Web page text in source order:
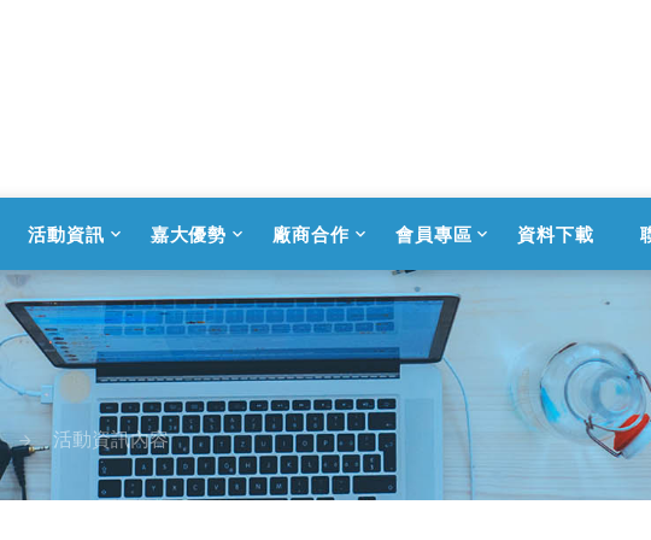
活動資訊 嘉大優勢 廠商合作 會員專區 資料下載
活動資訊內容